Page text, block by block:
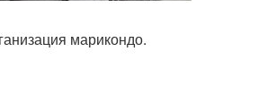
марикондо.